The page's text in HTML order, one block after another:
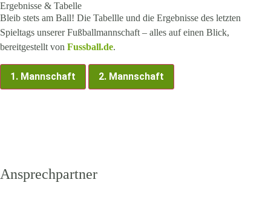
Ergebnisse & Tabelle
Bleib stets am Ball! Die Tabellle und die Ergebnisse des letzten
Spieltags unserer Fußballmannschaft – alles auf einen Blick,
bereitgestellt von Fussball.de.
1. Mannschaft 2. Mannschaft
Ansprechpartner